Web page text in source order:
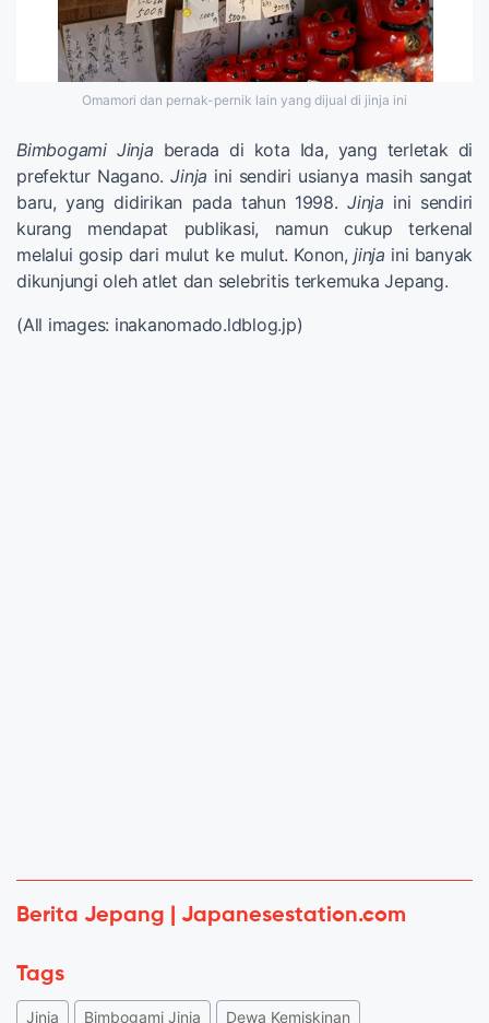
Omamori dan pernak-pernik lain yang dijual di jinja ini
Bimbogami Jinja berada di kota Ida, yang terletak di
prefektur Nagano.Jinja ini sendiri usianya masih sangat
baru, yang didirikan pada tahun 1998.Jinja ini sendiri
kurang mendapat publikasi, namun cukup terkenal
melalui gosip dari mulut ke mulut. Konon, jinja ini banyak
dikunjungi oleh atlet dan selebritis terkemuka Jepang.
(All images: inakanomado.ldblog.jp)
Berita Jepang | Japanesestation.com
Tags
Jinja Bimbogami Jinja Dewa Kemiskinan